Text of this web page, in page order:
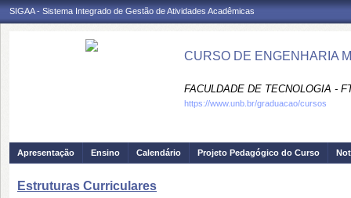
SIGAA - Sistema Integrado de Gestão de Atividades Acadêmicas
CURSO DE ENGENHARIA
FACULDADE DE TECNOLOGIA -
https://www.unb.br/graduacao/cursos
Apresentação Ensino Calendário Projeto Pedagógico do Curso
Estruturas Curriculares